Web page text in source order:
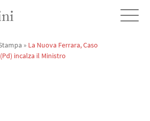
» La Nuova Ferrara, Caso
incalza il Ministro